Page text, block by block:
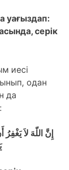
серік
иесі
одан
да
إِنَّ اللّهَ لاَ